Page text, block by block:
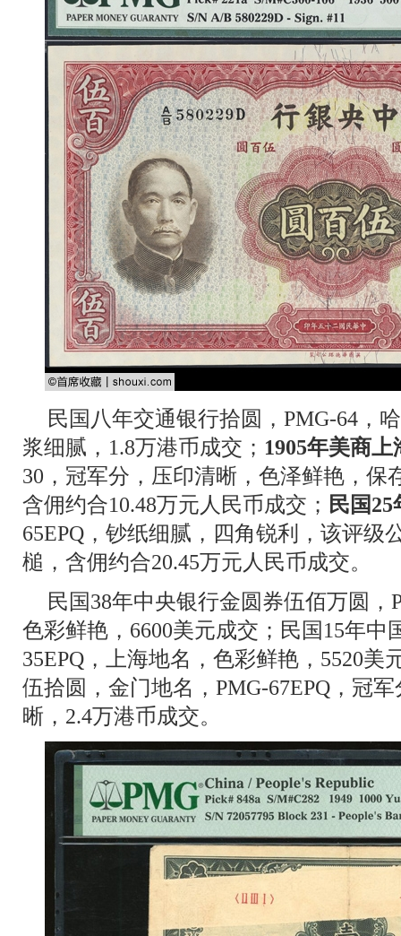
民国八年交通银行拾圆，PMG-64，
浆细腻，1.8万港币成交； 1905年美商
30，冠军分，压印清晰，色泽鲜艳，保
含佣约合10.48万元人民币成交； 民国
65EPQ，钞纸细腻，四角锐利，该评级
槌，含佣约合20.45万元人民币成交。
民国38年中央银行金圆券伍佰万圆，
色彩鲜艳，6600美元成交；民国15年中
35EPQ，上海地名，色彩鲜艳，5520美
伍拾圆，金门地名，PMG-67EPQ，冠
晰，2.4万港币成交。